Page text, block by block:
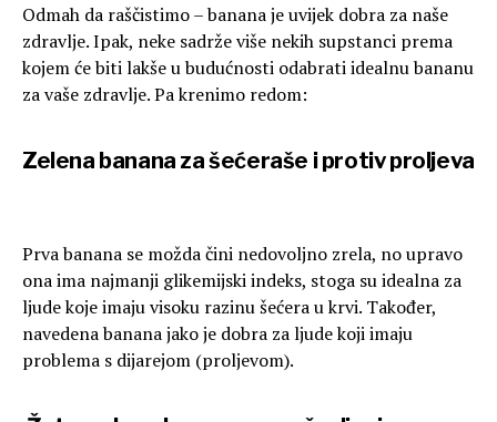
Odmah da raščistimo – banana je uvijek dobra za naše
zdravlje. Ipak, neke sadrže više nekih supstanci prema
kojem će biti lakše u budućnosti odabrati idealnu bananu
za vaše zdravlje. Pa krenimo redom:
Zelena banana za šećeraše i protiv proljeva
Prva banana se možda čini nedovoljno zrela, no upravo
ona ima najmanji glikemijski indeks, stoga su idealna za
ljude koje imaju visoku razinu šećera u krvi. Također,
navedena banana jako je dobra za ljude koji imaju
problema s dijarejom (proljevom).